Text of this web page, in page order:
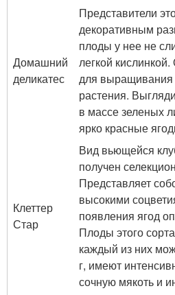
Домашний
деликатес
Представители
декоративным
плоды у нее не
легкой
для выращивания
растения.
в массе зеленых
ярко красные
Клеттер
Стар
Вид вьющейся
получен
Представляет
высокими
появления ягод
Плоды этого
каждый из них
г, имеют
сочную мякоть и